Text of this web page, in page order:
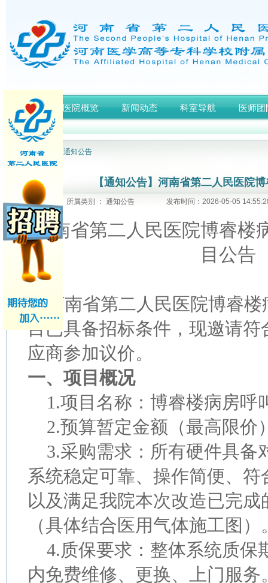
首页 医院概览 新闻动态 科室导航 医师团
网站首页 通知公告
【通知公告】河南省第二人民医院
所属类别 ： 通知公告 发布时间：2026-05-05
河南省第二人民医院博睿楼
目公告
河南省第二人民医院博睿
目已具备招标条件，现邀请
应商参加议价。
一、项目概况
1.项目名称：博睿楼病房呼
2.预算暂定金额（最高限价
3.采购需求：所有硬件具备
系统稳定可靠、操作简便、
以及满足我院本次改造已完
（具体结合医用气体施工图）
4.质保要求：整体系统质保
内免费维修、更换、上门服务